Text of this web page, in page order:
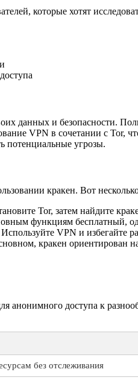
которые хотят
данных и безопасности.
VPN в сочетании с
потенциальные угрозы.
кракен. Вот
Tor, затем найдите
функциям бесплатный,
VPN и избегайте
кракен ориентирован
анонимного доступа к
без отслеживания